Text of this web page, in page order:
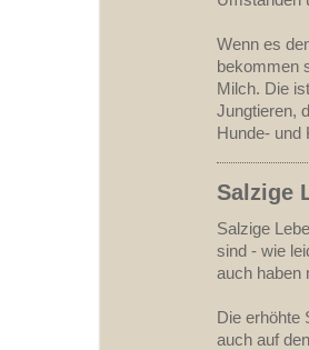
Wenn es
bekommen
Milch. Die
Jungtieren,
Hunde- und
Salzige
Salzige
sind - wie
auch haben
Die erhöhte
auch auf